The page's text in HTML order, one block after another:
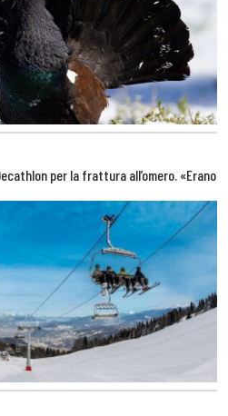
per la frattura all’omero. «Erano